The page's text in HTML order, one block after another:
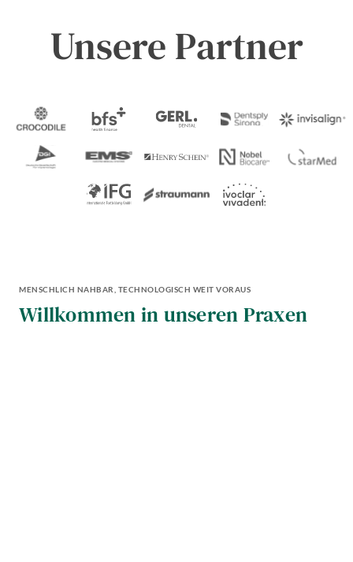
Unsere Partner
MENSCHLICH NAHBAR, TECHNOLOGISCH WEIT VORAUS
Willkommen in unseren Praxen